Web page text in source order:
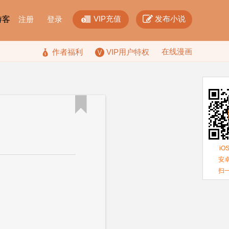
客 注册 登录  VIP充值  发布小说
 作者福利 VIP用户特权 在线漫画

安
扫